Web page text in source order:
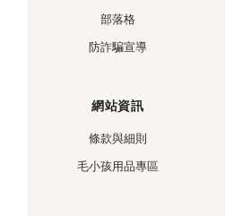
部落格
防詐騙宣導
網站資訊
條款與細則
毛小孩用品專區